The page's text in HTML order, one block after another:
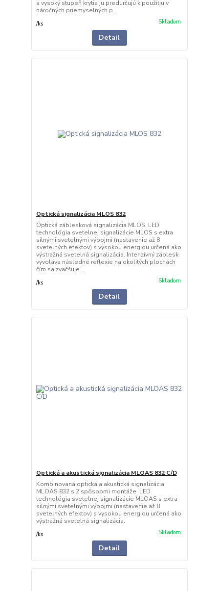
a vysoký stupeň krytia ju predurčujú k použitiu v
náročných priemyselných p...
/ks Skladom
Detail
Optická signalizácia MLOS 832
Optická záblesková signalizácia MLOS. LED
technológia svetelnej signalizácie MLOS s extra
silnými svetelnými výbojmi (nastavenie až 8
svetelných efektov) s vysokou energiou určená ako
výstražná svetelná signalizácia. Intenzivný záblesk
vyvoláva následné reflexie na okolitých plochách
čím sa zväčšuje...
/ks Skladom
Detail
Optická a akustická signalizácia MLOAS 832 C/D
Kombinovaná optická a akustická signalizácia
MLOAS 832 s 2 spôsobmi montáže. LED
technológia svetelnej signalizácie MLOAS s extra
silnými svetelnými výbojmi (nastavenie až 8
svetelných efektov) s vysokou energiou určená ako
výstražná svetelná signalizácia.
/ks Skladom
Detail